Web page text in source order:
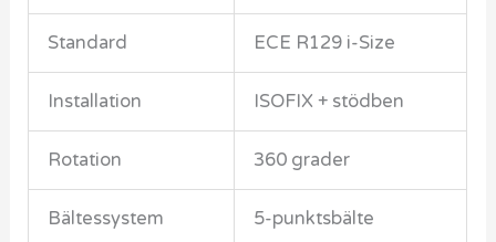
Standard ECE R129 i-Size
Installation ISOFIX + stödben
Rotation 360 grader
Bältessystem 5-punktsbälte